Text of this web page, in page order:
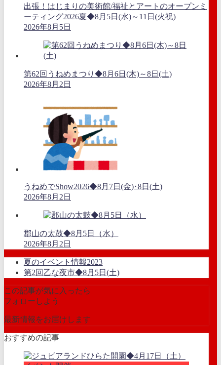
出張！はじまりの美術館/福祉とアートのオープンミ
ーティング2026夏◆8月5日(水)～11日(火祝)
2026年8月5日
第62回うねめまつり◆8月6日(木)～8日(土)
2026年8月2日
うねめでShow2026◆8月7日(金)･8日(土)
2026年8月2日
郡山の太鼓◆8月5日（水）
2026年8月2日
夏のイベント情報2023
第2回乙な夜市◆8月5日(土)
この記事が気に入ったら
フォローしよう
最新情報をお届けします
おすすめの記事